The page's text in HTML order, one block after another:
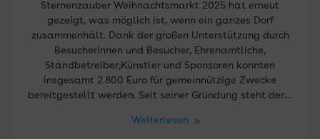
Sternenzauber Weihnachtsmarkt 2025 hat erneut
gezeigt, was möglich ist, wenn ein ganzes Dorf
zusammenhält. Dank der großen Unterstützung durch
Besucherinnen und Besucher, Ehrenamtliche,
Standbetreiber,Künstler und Sponsoren konnten
insgesamt 2.800 Euro für gemeinnützige Zwecke
bereitgestellt werden. Seit seiner Gründung steht der…
Weiterlesen